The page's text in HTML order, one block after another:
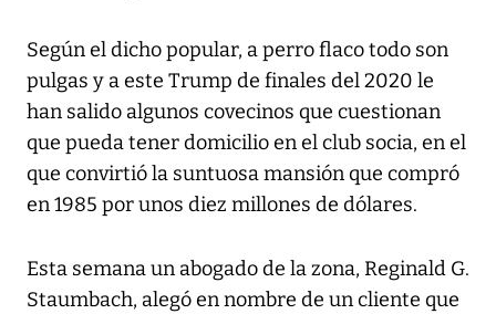
Según el dicho popular, a perro flaco todo son
pulgas y a este Trump de finales del 2020 le
han salido algunos covecinos que cuestionan
que pueda tener domicilio en el club socia, en el
que convirtió la suntuosa mansión que compró
en 1985 por unos diez millones de dólares.
Esta semana un abogado de la zona, Reginald G.
Staumbach, alegó en nombre de un cliente que